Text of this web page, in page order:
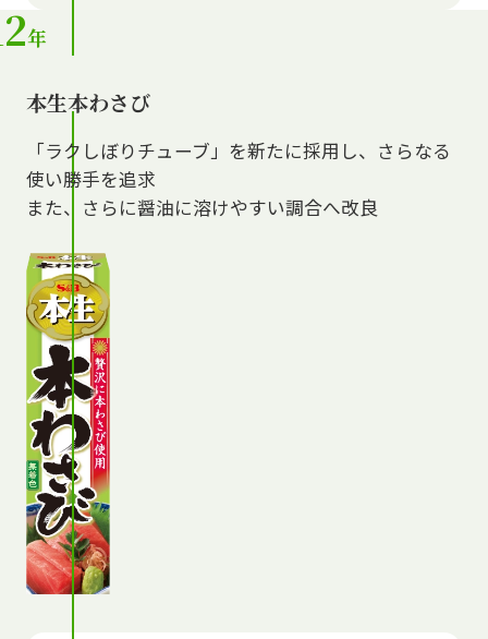
年
本生本わさび
「ラクしぼりチューブ」を新たに採用し、さらなる
使い勝手を追求
また、さらに醤油に溶けやすい調合へ改良